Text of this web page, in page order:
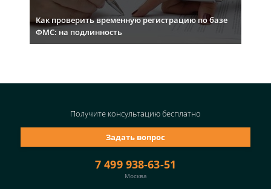
Как проверить временную регистрацию по базе
ФМС: на подлинность
7 499 938-63-51
Москва
Задать вопрос
Получите консультациюбесплатно